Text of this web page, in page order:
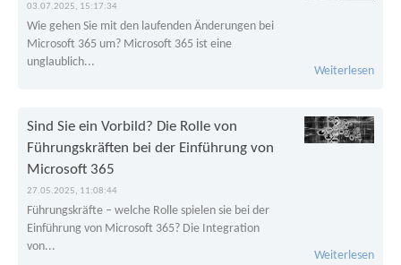
03.07.2025, 15:17:34
Wie gehen Sie mit den laufenden Änderungen bei
Microsoft 365 um? Microsoft 365 ist eine
unglaublich...
Weiterlesen
Sind Sie ein Vorbild? Die Rolle von
Führungskräften bei der Einführung von
Microsoft 365
27.05.2025, 11:08:44
Führungskräfte – welche Rolle spielen sie bei der
Einführung von Microsoft 365? Die Integration
von...
Weiterlesen